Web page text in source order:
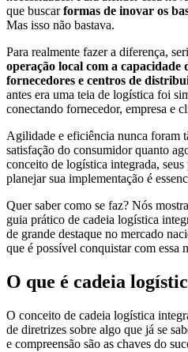
que buscarformas de inovar os
Mas isso não bastava.
Para realmente fazer a diferença,
operação local com a
fornecedores e centros de
antes era uma teia de logística foi
conectando fornecedor, empresa e
Agilidade e eficiência nunca foram
satisfação do consumidor quanto
conceito de logística integrada,
planejar sua implementação é
Quer saber como se faz? Nós
guia prático de cadeia logística
de grande destaque no mercado
que é possível conquistar com essa
O que é cadeia
O conceito de cadeia logística
de diretrizes sobre algo que já se
e compreensão são as chaves do